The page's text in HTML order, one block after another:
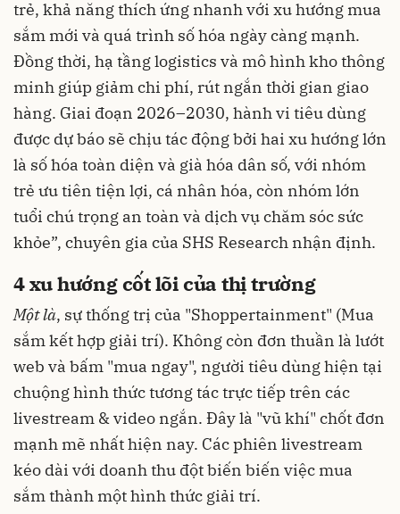
trẻ, khả năng thích ứng nhanh với xu hướng mua
sắm mới và quá trình số hóa ngày càng mạnh.
Đồng thời, hạ tầng logistics và mô hình kho thông
minh giúp giảm chi phí, rút ngắn thời gian giao
hàng. Giai đoạn 2026–2030, hành vi tiêu dùng
được dự báo sẽ chịu tác động bởi hai xu hướng lớn
là số hóa toàn diện và già hóa dân số, với nhóm
trẻ ưu tiên tiện lợi, cá nhân hóa, còn nhóm lớn
tuổi chú trọng an toàn và dịch vụ chăm sóc sức
khỏe”, chuyên gia của SHS Research nhận định.
4 xu hướng cốt lõi của thị trường
Một là, sự thống trị của "Shoppertainment" (Mua
sắm kết hợp giải trí). Không còn đơn thuần là lướt
web và bấm "mua ngay", người tiêu dùng hiện tại
chuộng hình thức tương tác trực tiếp trên các
livestream & video ngắn. Đây là "vũ khí" chốt đơn
mạnh mẽ nhất hiện nay. Các phiên livestream
kéo dài với doanh thu đột biến biến việc mua
sắm thành một hình thức giải trí.